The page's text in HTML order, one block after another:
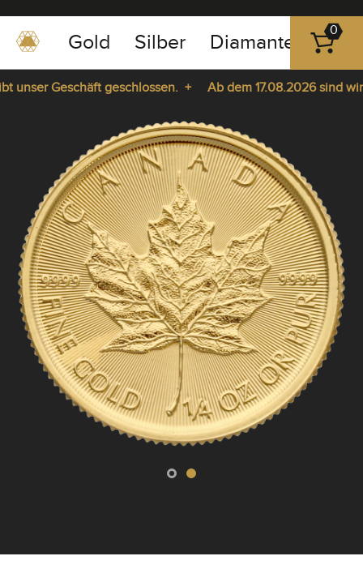
0351
-
43
Gold Silber Diamanten
0
Geschäft geschlossen. +
Ab dem 17.08.2026 sind wir